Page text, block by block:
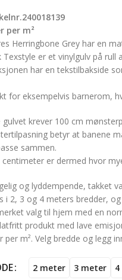
per m²
Herringbone Grey har en
Texstyle er et vinylgulv på rull
har en tekstilbakside
for eksempelvis barnerom,
gulvet krever 100 cm
betyr at banene
sammen.
centimeter er dermed hvor
og lyddempende, takket
i 2, 3 og 4 meters bredder,
valg til hjem med en
produkt med lave
per m². Velg bredde og legg
2 meter 3 meter